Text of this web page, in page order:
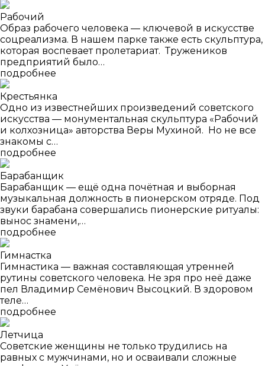
Рабочий
Образ рабочего человека — ключевой в искусстве
соцреализма. В нашем парке также есть скульптура,
которая воспевает пролетариат. Тружеников
предприятий было…
подробнее
Крестьянка
Одно из известнейших произведений советского
искусства — монументальная скульптура «Рабочий
и колхозница» авторства Веры Мухиной. Но не все
знакомы с…
подробнее
Барабанщик
Барабанщик — ещё одна почётная и выборная
музыкальная должность в пионерском отряде. Под
звуки барабана совершались пионерские ритуалы:
вынос знамени,…
подробнее
Гимнастка
Гимнастика — важная составляющая утренней
рутины советского человека. Не зря про неё даже
пел Владимир Семёнович Высоцкий. В здоровом
теле…
подробнее
Летчица
Советские женщины не только трудились на
равных с мужчинами, но и осваивали сложные